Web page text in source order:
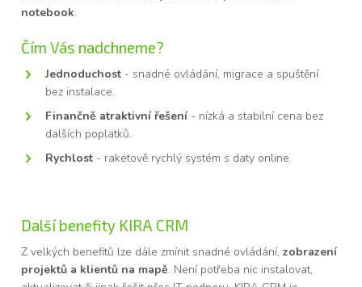
notebook.
Čím Vás nadchneme?
Jednoduchost - snadné ovládání, migrace a spuštění
bez instalace.
Finančně atraktivní řešení - nízká a stabilní cena bez
dalších poplatků.
Rychlost - raketově rychlý systém s daty online.
Další benefity KIRA CRM
Z velkých benefitů lze dále zmínit snadné ovládání,zobrazení
projektů a klientů na mapě. Není potřeba nic instalovat,